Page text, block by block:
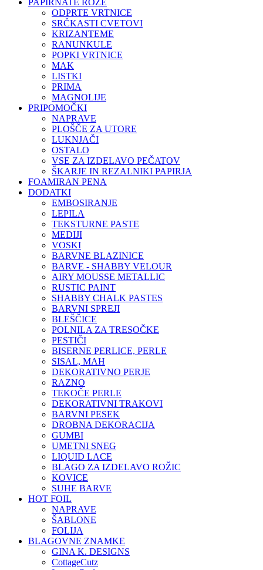
PAPIRNATE ROŽE
ODPRTE VRTNICE
SRČKASTI CVETOVI
KRIZANTEME
RANUNKULE
POPKI VRTNICE
MAK
LISTKI
PRIMA
MAGNOLIJE
PRIPOMOČKI
NAPRAVE
PLOŠČE ZA UTORE
LUKNJAČI
OSTALO
VSE ZA IZDELAVO PEČATOV
ŠKARJE IN REZALNIKI PAPIRJA
FOAMIRAN PENA
DODATKI
EMBOSIRANJE
LEPILA
TEKSTURNE PASTE
MEDIJI
VOSKI
BARVNE BLAZINICE
BARVE - SHABBY VELOUR
AIRY MOUSSE METALLIC
RUSTIC PAINT
SHABBY CHALK PASTES
BARVNI SPREJI
BLEŠČICE
POLNILA ZA TRESOČKE
PESTIČI
BISERNE PERLICE, PERLE
SISAL, MAH
DEKORATIVNO PERJE
RAZNO
TEKOČE PERLE
DEKORATIVNI TRAKOVI
BARVNI PESEK
DROBNA DEKORACIJA
GUMBI
UMETNI SNEG
LIQUID LACE
BLAGO ZA IZDELAVO ROŽIC
KOVICE
SUHE BARVE
HOT FOIL
NAPRAVE
ŠABLONE
FOLIJA
BLAGOVNE ZNAMKE
GINA K. DESIGNS
CottageCutz